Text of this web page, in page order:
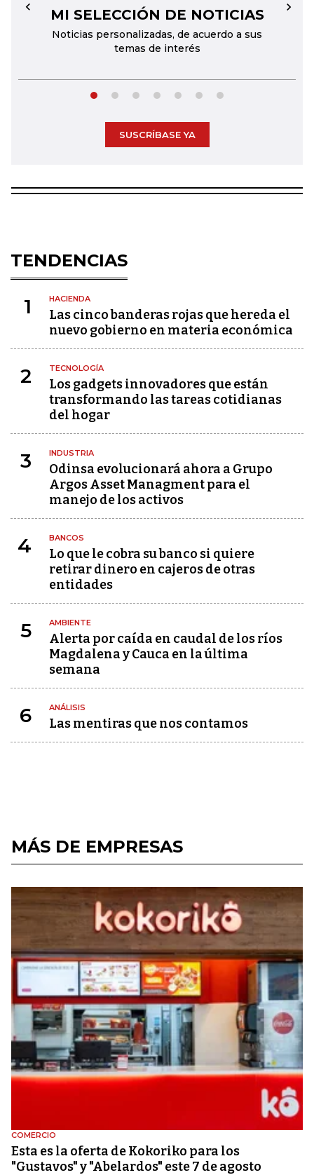
MI SELECCIÓN DE NOTICIAS
Noticias personalizadas, de acuerdo a sus
temas de interés
← →
SUSCRÍBASE YA
TENDENCIAS
1 HACIENDA
Las cinco banderas rojas que hereda el
nuevo gobierno en materia económica
2 TECNOLOGÍA
Los gadgets innovadores que están
transformando las tareas cotidianas
del hogar
3 INDUSTRIA
Odinsa evolucionará ahora a Grupo
Argos Asset Managment para el
manejo de los activos
4 BANCOS
Lo que le cobra su banco si quiere
retirar dinero en cajeros de otras
entidades
5 AMBIENTE
Alerta por caída en caudal de los ríos
Magdalena y Cauca en la última
semana
6 ANÁLISIS
Las mentiras que nos contamos
MÁS DE EMPRESAS
COMERCIO
Esta es la oferta de Kokoriko para los
"Gustavos" y "Abelardos" este 7 de agosto